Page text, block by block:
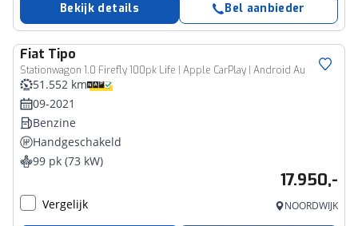
Bekijk details Bel aanbieder
Fiat Tipo
Stationwagon 1.0 Firefly 100pk Life | Apple CarPlay | Android Au
51.552 km
09-2021
Benzine
Handgeschakeld
99 pk (73 kW)
17.950,-
Vergelijk NOORDWIJK